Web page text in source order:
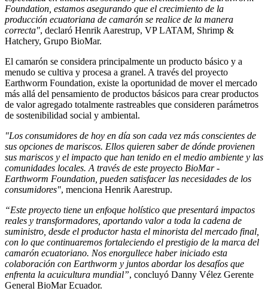
Foundation, estamos asegurando que el crecimiento de la
producción ecuatoriana de camarón se realice de la manera
correcta", declaró Henrik Aarestrup, VP LATAM, Shrimp &
Hatchery, Grupo BioMar.
El camarón se considera principalmente un producto básico y a
menudo se cultiva y procesa a granel. A través del proyecto
Earthworm Foundation, existe la oportunidad de mover el mercado
más allá del pensamiento de productos básicos para crear productos
de valor agregado totalmente rastreables que consideren parámetros
de sostenibilidad social y ambiental.
"Los consumidores de hoy en día son cada vez más conscientes de
sus opciones de mariscos. Ellos quieren saber de dónde provienen
sus mariscos y el impacto que han tenido en el medio ambiente y las
comunidades locales. A través de este proyecto BioMar -
Earthworm Foundation, pueden satisfacer las necesidades de los
consumidores", menciona Henrik Aarestrup.
“Este proyecto tiene un enfoque holístico que presentará impactos
reales y transformadores, aportando valor a toda la cadena de
suministro, desde el productor hasta el minorista del mercado final,
con lo que continuaremos fortaleciendo el prestigio de la marca del
camarón ecuatoriano. Nos enorgullece haber iniciado esta
colaboración con Earthworm y juntos abordar los desafíos que
enfrenta la acuicultura mundial”, concluyó Danny Vélez Gerente
General BioMar Ecuador.